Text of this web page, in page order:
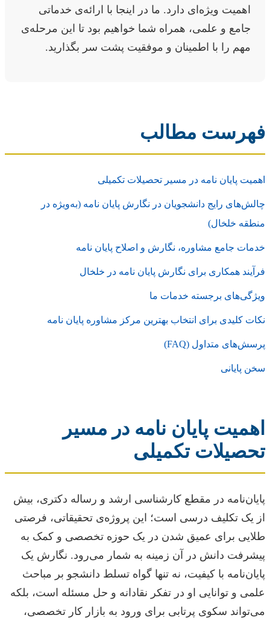
اهمیت ویژه‌ای دارد. ما در اینجا با ارائه‌ی خدماتی
جامع و علمی، همراه شما خواهیم بود تا این مرحله‌ی
مهم را با اطمینان و موفقیت پشت سر بگذارید.
فهرست مطالب
اهمیت پایان نامه در مسیر تحصیلات تکمیلی
چالش‌های رایج دانشجویان در نگارش پایان نامه (به‌ویژه در
منطقه خلخال)
خدمات جامع مشاوره، نگارش و اصلاح پایان نامه
فرآیند همکاری برای نگارش پایان نامه در خلخال
ویژگی‌های برجسته خدمات ما
نکات کلیدی برای انتخاب بهترین مرکز مشاوره پایان نامه
پرسش‌های متداول (FAQ)
سخن پایانی
اهمیت پایان نامه در مسیر
تحصیلات تکمیلی
پایان‌نامه در مقطع کارشناسی ارشد و رساله دکتری، بیش
از یک تکلیف درسی است؛ این پروژه‌ی تحقیقاتی، فرصتی
طلایی برای عمیق شدن در یک حوزه تخصصی و کمک به
پیشرفت دانش در آن زمینه به شمار می‌رود. نگارش یک
پایان‌نامه با کیفیت، نه تنها گواه تسلط دانشجو بر مباحث
علمی و توانایی او در تفکر نقادانه و حل مسئله است، بلکه
می‌تواند سکوی پرتابی برای ورود به بازار کار تخصصی،